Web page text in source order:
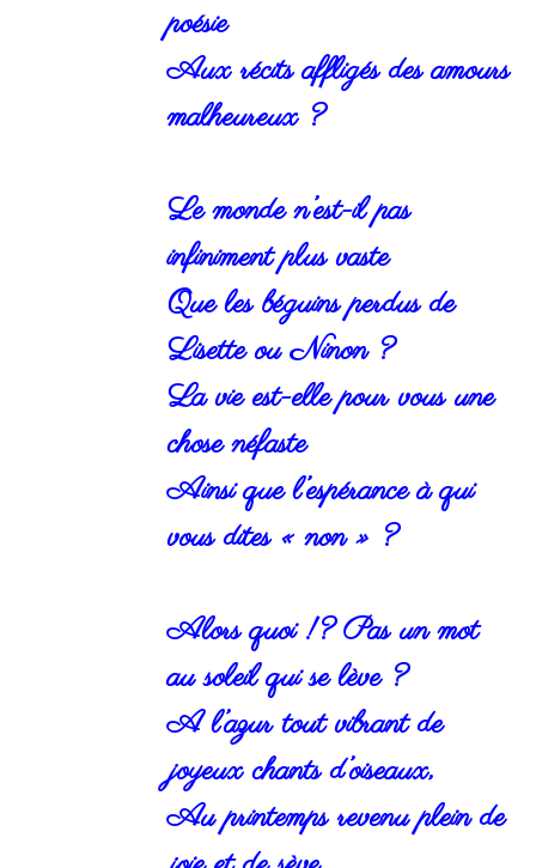
poésie
Aux récits affligés des amours
malheureux ?
Le monde n’est-il pas
infiniment plus vaste
Que les béguins perdus de
Lisette ou Ninon ?
La vie est-elle pour vous une
chose néfaste
Ainsi que l’espérance à qui
vous dites « non » ?
Alors quoi !? Pas un mot
au soleil qui se lève ?
A l’azur tout vibrant de
joyeux chants d’oiseaux,
Au printemps revenu plein de